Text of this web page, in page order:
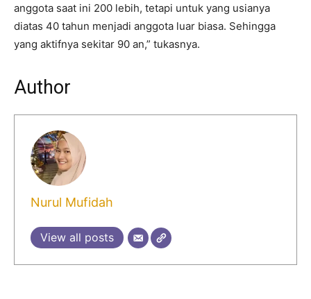
anggota saat ini 200 lebih, tetapi untuk yang usianya
diatas 40 tahun menjadi anggota luar biasa. Sehingga
yang aktifnya sekitar 90 an,” tukasnya.
Author
Nurul Mufidah
View all posts